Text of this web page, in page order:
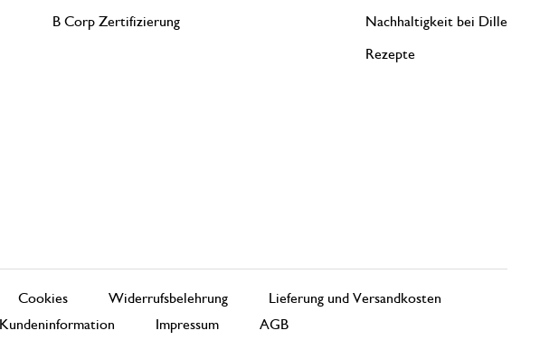
B Corp Zertifizierung Nachhaltigkeit bei Dille
Rezepte
Cookies Widerrufsbelehrung
Lieferung und Versandkosten
Kundeninformation
Impressum AGB